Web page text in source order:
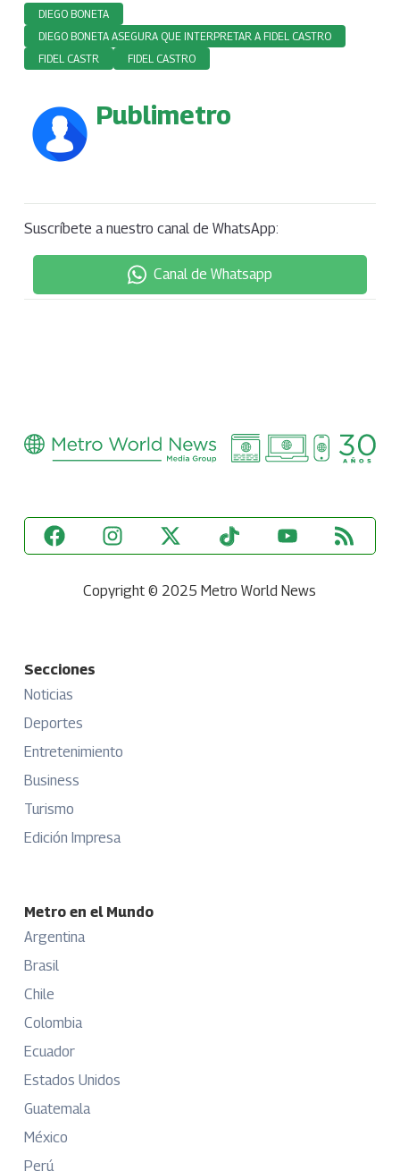
DIEGO BONETA
DIEGO BONETA ASEGURA QUE INTERPRETAR A FIDEL CASTRO
FIDEL CASTR
FIDEL CASTRO
Publimetro
Suscríbete a nuestro canal de WhatsApp:
Canal de Whatsapp
Copyright © 2025 Metro World News
Secciones
Noticias
Deportes
Entretenimiento
Business
Turismo
Edición Impresa
Metro en el Mundo
Argentina
Brasil
Chile
Colombia
Ecuador
Estados Unidos
Guatemala
México
Perú